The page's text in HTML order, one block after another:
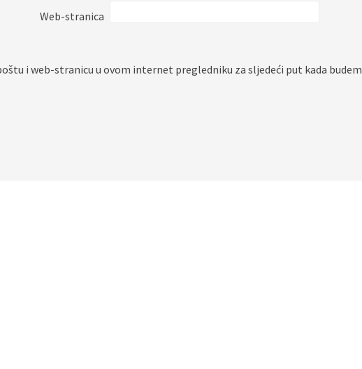
Web-stranica
i web-stranicu u ovom internet pregledniku za sljedeći put kada budem